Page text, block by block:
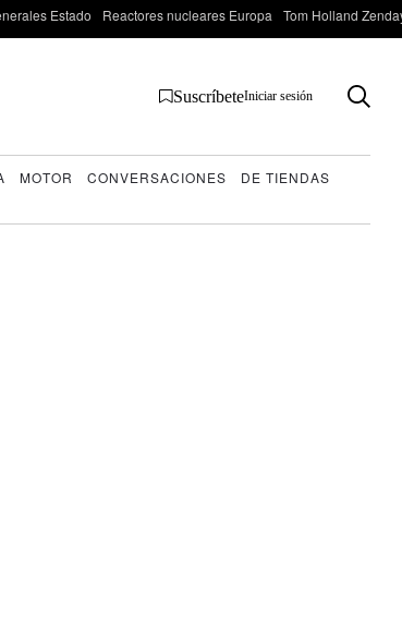
Estado Reactores nucleares Europa Tom Holland
SuscríbeteIniciar sesión
MOTOR CONVERSACIONES
DE TIENDAS